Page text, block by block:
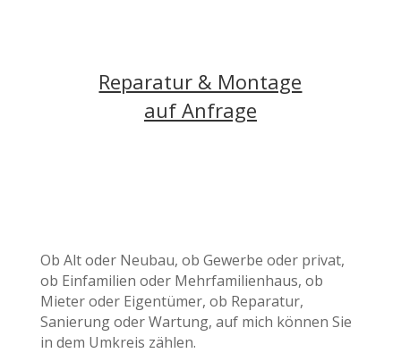
Reparatur & Montage
auf Anfrage
Ob Alt oder Neubau, ob Gewerbe oder privat,
ob Einfamilien oder Mehrfamilienhaus, ob
Mieter oder Eigentümer, ob Reparatur,
Sanierung oder Wartung, auf mich können Sie
in dem Umkreis zählen.